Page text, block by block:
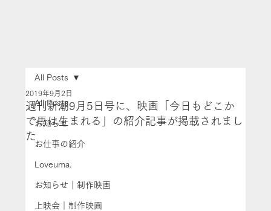
All Posts
お知らせ
お仕事の紹介
Loveuma.
お知らせ｜制作映画
上映会｜制作映画
All Posts
週刊新潮9月5日号に、映画「今日もどこか
で馬は生まれる」の紹介記事が掲載されまし
た
2019年9月2日